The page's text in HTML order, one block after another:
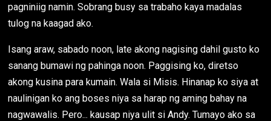
pagniniig namin. Sobrang busy sa trabaho kaya madalas
tulog na kaagad ako.
Isang araw, sabado noon, late akong nagising dahil gusto ko
sanang bumawi ng pahinga noon. Paggising ko, diretso
akong kusina para kumain. Wala si Misis. Hinanap ko siya at
naulinigan ko ang boses niya sa harap ng aming bahay na
nagwawalis. Pero... kausap niya ulit si Andy. Tumayo ako sa